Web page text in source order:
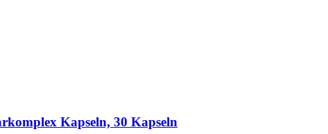
Kapseln, 30 Kapseln